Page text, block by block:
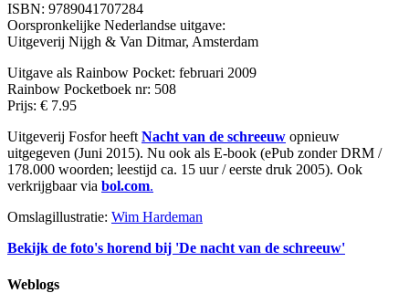
ISBN: 9789041707284
Oorspronkelijke Nederlandse uitgave:
Uitgeverij Nijgh & Van Ditmar, Amsterdam
Uitgave als Rainbow Pocket: februari 2009
Rainbow Pocketboek nr: 508
Prijs: € 7.95
Uitgeverij Fosfor heeftNacht van de schreeuw opnieuw
uitgegeven (Juni 2015). Nu ook als E-book (ePub zonder DRM /
178.000 woorden; leestijd ca. 15 uur / eerste druk 2005). Ook
verkrijgbaar via bol.com.
Omslagillustratie: Wim Hardeman
Bekijk de foto's horend bij 'De nacht van de schreeuw'
Weblogs